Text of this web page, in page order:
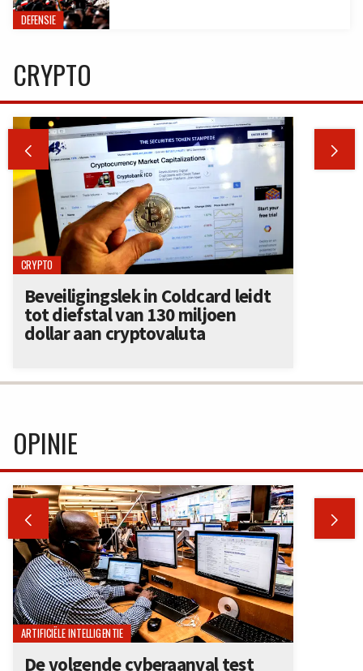
DEFENSIE
CRYPTO
 
CRYPTO
Beveiligingslek in Coldcard leidt
tot diefstal van 130 miljoen
dollar aan cryptovaluta
OPINIE
 
ARTIFICIËLE INTELLIGENTIE
De volgende cyberaanval test